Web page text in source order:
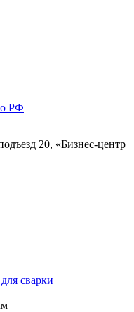
РФ
20, «Бизнес-центр
сварки